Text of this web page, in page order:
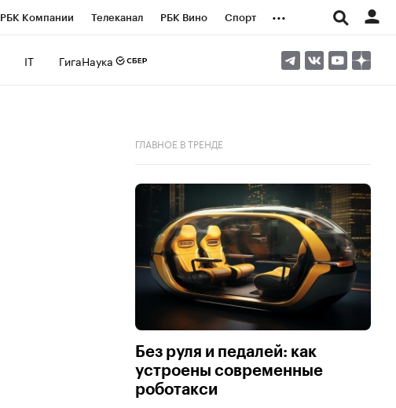
РБК Компании Телеканал РБК Вино Спорт ...
IT ГигаНаука
ГЛАВНОЕ В ТРЕНДЕ
Без руля и педалей: как
устроены современные
роботакси